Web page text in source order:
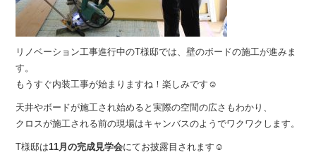
リノベーション工事進行中のT様邸では、壁のボードの施工が進みま
す。
もうすぐ内装工事が始まりますね！楽しみです☺︎
天井やボードが施工され始めると実際の空間の広さもわかり、
クロスが施工される前の現場はキャンバスのようでワクワクします。
T様邸は11月の完成見学会にてお披露目されます☺︎